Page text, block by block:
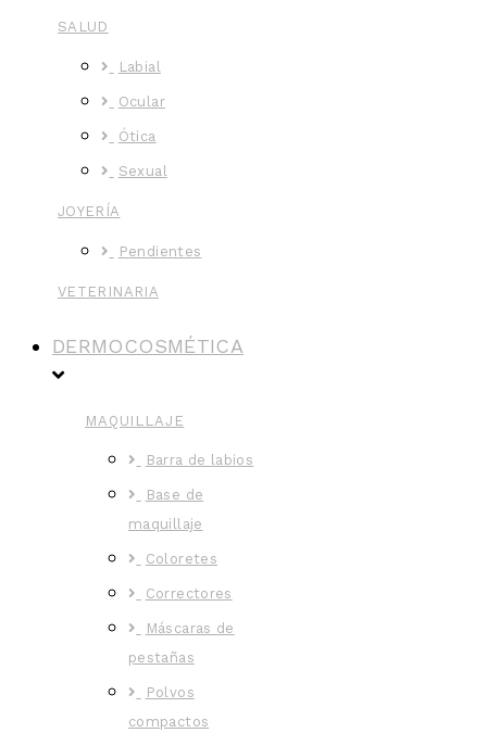
SALUD
Labial
Ocular
Ótica
Sexual
JOYERÍA
Pendientes
VETERINARIA
DERMOCOSMÉTICA
MAQUILLAJE
Barra de labios
Base de
maquillaje
Coloretes
Correctores
Máscaras de
pestañas
Polvos
compactos